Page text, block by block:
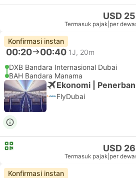
USD
Termasuk pajak per
Konfirmasi instan
00:20 00:40 1J, 20m
DXB Bandara Internasional Dubai
BAH Bandara Manama
Ekonomi |
FlyDubai
USD
Termasuk pajak per
Konfirmasi instan